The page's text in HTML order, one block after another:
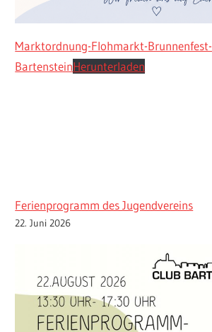
Marktordnung-Flohmarkt-Brunnenfest-
BartensteinHerunterladen
Ferienprogramm des Jugendvereins
22. Juni 2026